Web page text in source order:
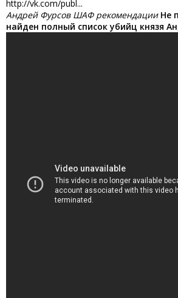
http://vk.com/publ...
Андрей Фурсов ШАФ рекомендации Не
найден полный список убийц князя